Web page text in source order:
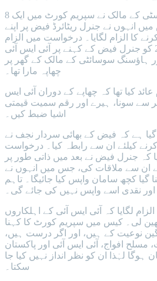
8 نومبر 2023 کو ٹاپ سٹی کے مالک نے سپریم کورٹ میں ایک
انہوں نے جنرل ریٹائرڈ فیض پر اپنے
کا الزام لگایا۔ درخواست میں الزام
لگایا گیا کہ 12 مئی 2017 کو جنرل فیض کے کہنے پر آئی ایس آئی
ہاؤسنگ سوسائٹی کے مالک کے گھر پر
چھاپہ مارا تھا۔
کیا تھا کہ چھاپے کے دوران آئی ایس
سے سونا، ہیرے اور رقم سمیت قیمتی
اشیا ضبط کیں۔
ہے کہ فیض کے بھائی سردار نجف نے
کیلئے ان سے رابطہ کیا۔ درخواست
کہ جنرل فیض نے بعد میں ذاتی طور پر
ان سے ملاقات کی، جس میں انہوں نے
گیا کچھ سامان واپس کیا جائیگا۔ تاہم
لگایا کہ آئی ایس آئی کے اہلکاروں
لی۔ کیس میں سپریم کورٹ کا کہنا
نوعیت کے ہیں، اور اگر درست ہیں،
مسلح افواج، آئی ایس آئی اور پاکستان
لہٰذا ان کو نظر انداز نہیں کیا جا
سکتا۔